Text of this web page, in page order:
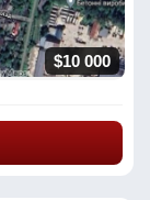
$10 000